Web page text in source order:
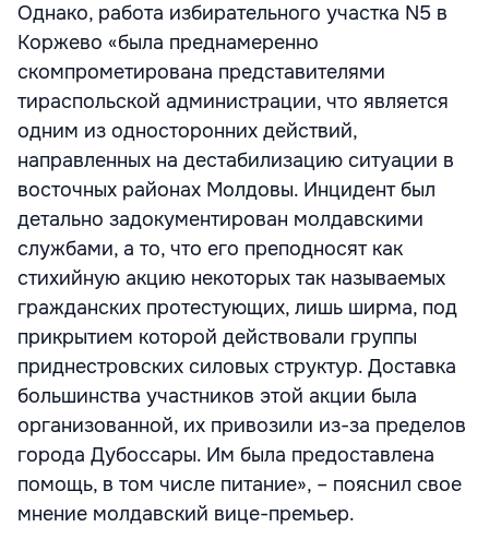
Однако, работа избирательного участка N5 в
Коржево «была преднамеренно
скомпрометирована представителями
тираспольской администрации, что является
одним из односторонних действий,
направленных на дестабилизацию ситуации в
восточных районах Молдовы. Инцидент был
детально задокументирован молдавскими
службами, а то, что его преподносят как
стихийную акцию некоторых так называемых
гражданских протестующих, лишь ширма, под
прикрытием которой действовали группы
приднестровских силовых структур. Доставка
большинства участников этой акции была
организованной, их привозили из-за пределов
города Дубоссары. Им была предоставлена
помощь, в том числе питание», – пояснил свое
мнение молдавский вице-премьер.